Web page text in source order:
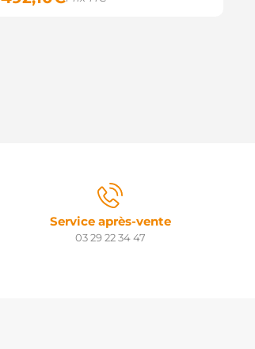
Service après-vente
03 29 22 34 47